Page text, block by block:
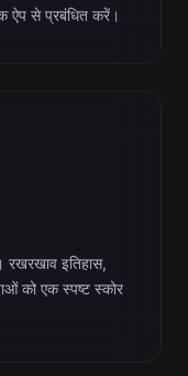
ऐप से प्रबंधित करें।
रखरखाव इतिहास,
को एक स्पष्ट स्कोर